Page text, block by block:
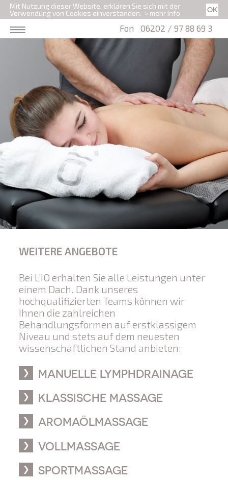
Mit Nutzung dieser Website, erklären Sie sich mit der
Verwendung von Cookies einverstanden. > mehr Info
Fon 06202 / 97 88 69 3
WEITERE ANGEBOTE
Bei L’IO erhalten Sie alle Leistungen unter
einem Dach. Dank unseres
hochqualifizierten Teams können wir
Ihnen die zahlreichen
Behandlungsformen auf erstklassigem
Niveau und stets auf dem neuesten
wissenschaftlichen Stand anbieten:
MANUELLE LYMPHDRAINAGE
KLASSISCHE MASSAGE
AROMAÖLMASSAGE
VOLLMASSAGE
SPORTMASSAGE